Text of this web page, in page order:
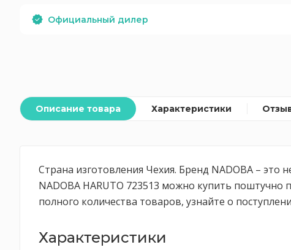
Официальный дилер
Описание товара Характеристики
Страна изготовления Чехия. Бренд NADOBA –
NADOBA HARUTO 723513 можно купить поштучно
полного количества товаров, узнайте о
Характеристики